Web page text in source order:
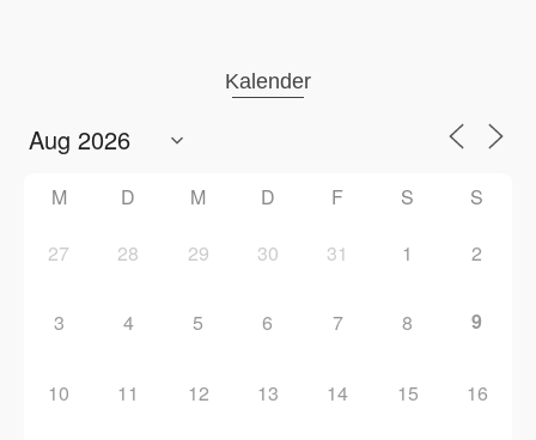
Kalender
M D M D F S S
27 28 29 30 31 1 2
3 4 5 6 7 8 9
10 11 12 13 14 15 16